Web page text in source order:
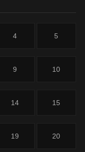
4 5
9 10
14 15
19 20